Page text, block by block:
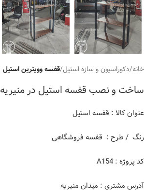
خانه دکوراسیون و سازه استیل قفسه وویترین استیل
ساخت و نصب قفسه استیل در منیریه
عنوان کالا : قفسه استیل
رنگ / طرح : قفسه فروشگاهی
کد پروژه : A154
آدرس مشتری : میدان منیریه